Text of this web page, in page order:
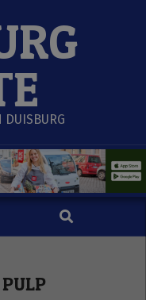
DUISBURG
Search